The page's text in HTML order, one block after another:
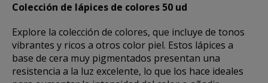
Colección de lápices de colores 50 ud
Explore la colección de colores, que incluye de tonos
vibrantes y ricos a otros color piel. Estos lápices a
base de cera muy pigmentados presentan una
resistencia a la luz excelente, lo que los hace ideales